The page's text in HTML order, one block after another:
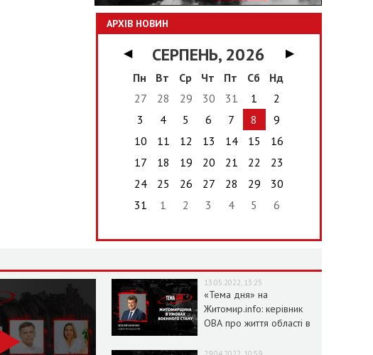
АРХІВ НОВИН
◀ СЕРПЕНЬ, 2026
▶
Пн
Вт Ср Чт Пт Сб
Нд
27
28 29 30 31 1
2
3
4 5 6 7 8
9
10
11 12 13 14 15
16
17
18 19 20 21 22
23
24
25 26 27 28 29
30
31
1 2 3 4 5 6
13.05.2022, 13:25
«Тема дня» на
Житомир.info: керівник
ОВА про життя області в